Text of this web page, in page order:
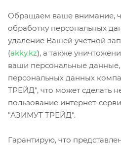
Обращаем ваше внимание,
обработку персональных
удаление Вашей учётной
(akky.kz), а также
ваши персональные данные,
персональных данных
ТРЕЙД", что может сделать
пользование интернет-
"АЗИМУТ ТРЕЙД".
Гарантирую, что